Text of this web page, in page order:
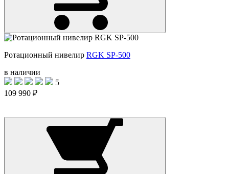
Ротационный нивелир RGK SP-500
в наличии
5
109 990 ₽